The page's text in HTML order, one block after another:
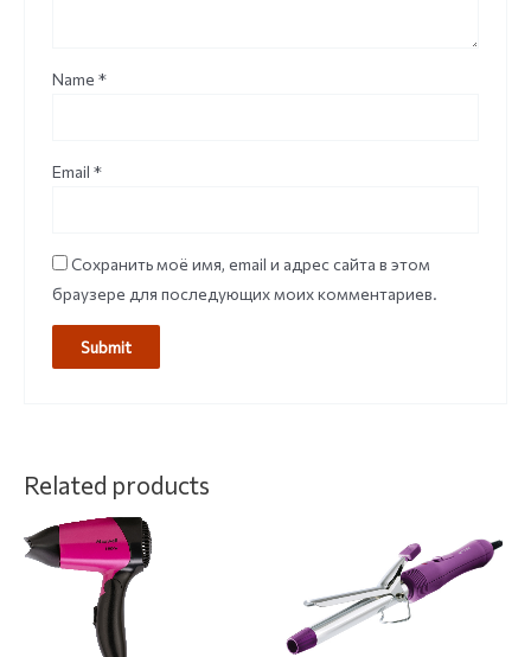
Name *
Email *
Сохранить моё имя, email и адрес сайта в этом
браузере для последующих моих комментариев.
Related products